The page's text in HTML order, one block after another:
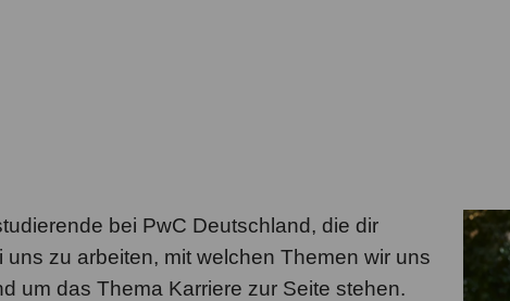
bei PwC Deutschland, die dir
zu arbeiten, mit welchen Themen wir uns
um das Thema Karriere zur Seite stehen.